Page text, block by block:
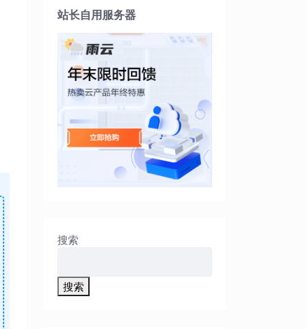
站长自用服务器
搜索
搜索